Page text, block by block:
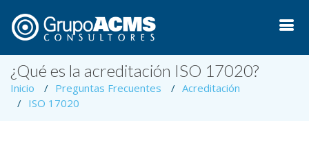
¿Qué es la acreditación ISO 17020?
Inicio Preguntas Frecuentes
Acreditación
ISO 17020